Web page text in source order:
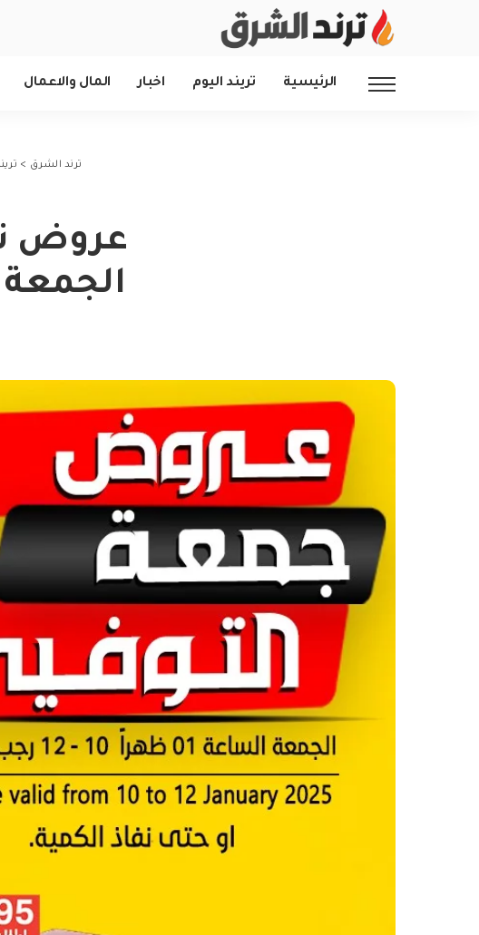
الرئيسية تريند اليوم اخبار المال والاعمال
ترند الشرق >
عروض
الجمعة 10 يناير 2025 لمدة يومان